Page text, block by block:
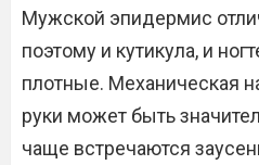
Мужской эпидермис
поэтому и кутикула, и
плотные. Механическая
руки может быть
чаще встречаются